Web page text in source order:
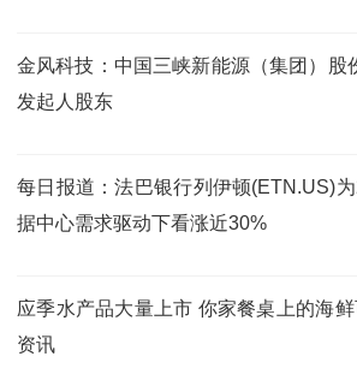
金风科技：中国三峡新能源（集团）股
发起人股东
每日报道：法巴银行列伊顿(ETN.US)
据中心需求驱动下看涨近30%
应季水产品大量上市 你家餐桌上的海
资讯